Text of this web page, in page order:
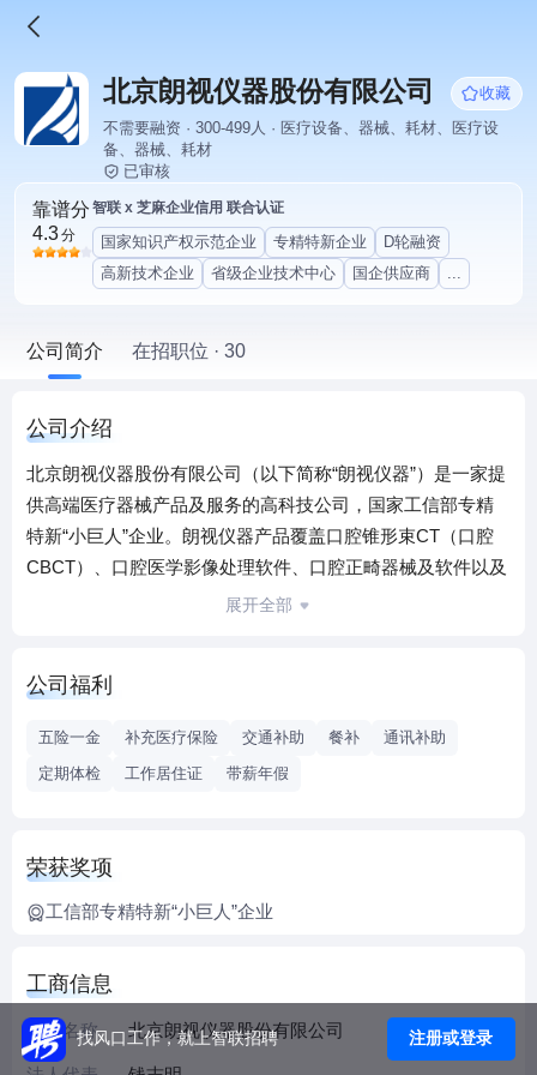
北京朗视仪器股份有限公司
收藏
不需要融资 · 300-499人 · 医疗设备、器械、耗材、医疗设
备、器械、耗材
已审核
靠谱分
4.3分
智联 x 芝麻企业信用 联合认证
国家知识产权示范企业 专精特新企业
D轮融资
高新技术企业
省级企业技术中心 国企供应商 ...
公司简介 在招职位 · 30
公司介绍
北京朗视仪器股份有限公司（以下简称“朗视仪器”）是一家提
供高端医疗器械产品及服务的高科技公司，国家工信部专精
特新“小巨人”企业。朗视仪器产品覆盖口腔锥形束CT（口腔
CBCT）、口腔医学影像处理软件、口腔正畸器械及软件以及
影像云技术服务，满足不同临床需求。
器械注册证，也是我国第一款通过欧盟CE认证的同类产品。
和自治区，并出口欧洲、非洲、东南亚、中东等多个国家和
商”作为发展愿景，积极推动行业标准制定，是国内多个影像
设备行业标准的起草单位之一，并作为中方专家代表参与了
体达到国际先进水平，其中空间分辨率、“四合一”多功能设备
性能指标达到国际领先水平。
朗视仪器核心技术团队源自清华大学和同方威视技术股份有
限公司，在高精度CBCT成像、剂量优化、高精度机电系统设
展开全部
公司福利
五险一金 补充医疗保险 交通补助 餐补
通讯补助
定期体检
工作居住证 带薪年假
荣获奖项
工信部专精特新“小巨人”企业
工商信息
企业名称 北京朗视仪器股份有限公司
找风口工作，就上智联招聘 注册或登录